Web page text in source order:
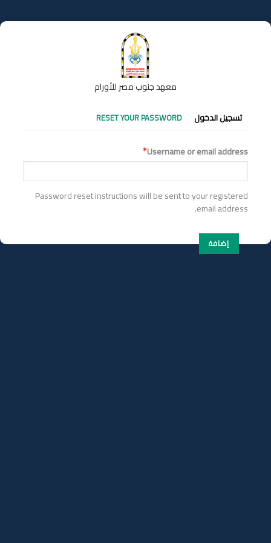
إلى
المحتوى
معهد جنوب مصر للأورام
التبويبات
الأساسية
تسجيل الدخول RESET YOUR PASSWORD
Username or email address
Password reset instructions will be sent to your registered
email address.